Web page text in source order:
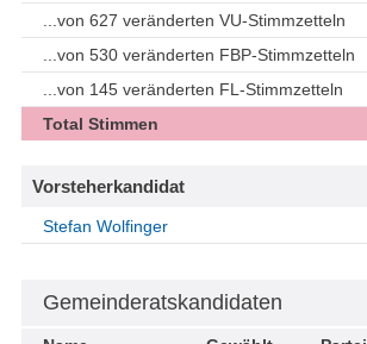
...von 627 veränderten VU-Stimmzetteln
...von 530 veränderten FBP-Stimmzetteln
...von 145 veränderten FL-Stimmzetteln
Total Stimmen
Vorsteherkandidat
Stefan Wolfinger
Gemeinderatskandidaten